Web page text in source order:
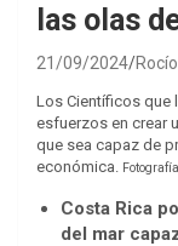
las olas
21/09/2024
Los Científicos que
esfuerzos en crear
que sea capaz de
económica.
Costa Rica
del mar